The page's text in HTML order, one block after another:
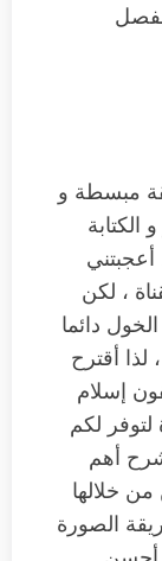
مبسطة و
، لكن
دائما
أقترح
إسلام
لتوفر لكم
أهم
خلالها
الصورة